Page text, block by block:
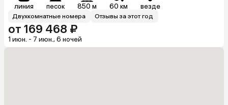
линия песок 850 м 60 км везде
Двухкомнатные номера Отзывы за этот год
от 169 468 ₽
1 июн. - 7 июн., 6 ночей